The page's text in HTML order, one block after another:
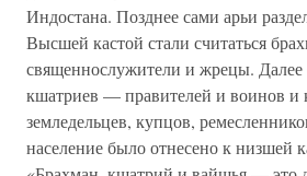
Индостана. Позднее сами арьи
Высшей кастой стали считаться
священнослужители и жрецы. Далее
кшатриев — правителей и воинов и
земледельцев, купцов,
население было отнесено к низшей